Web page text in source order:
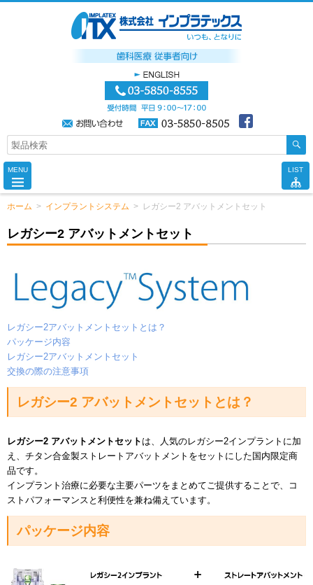
MENU LIST
ホーム > インプラントシステム > レガシー2 アバットメントセット
レガシー2 アバットメントセット
レガシー2アバットメントセットとは？
パッケージ内容
レガシー2アバットメントセット
交換の際の注意事項
レガシー2 アバットメントセットとは？
レガシー2 アバットメントセット は、人気のレガシー2インプラントに加
え、チタン合金製ストレートアバットメントをセットにした国内限定商
品です。
インプラント治療に必要な主要パーツをまとめてご提供することで、コ
ストパフォーマンスと利便性を兼ね備えています。
パッケージ内容